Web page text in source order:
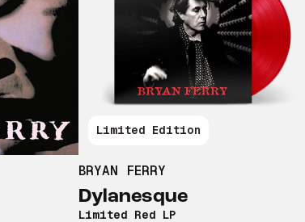
Limited Edition
BRYAN FERRY
Dylanesque
Limited Red LP